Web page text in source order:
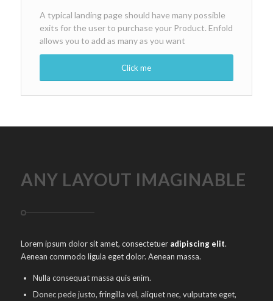
A typical landing page should have many possible
exits for the user to purchase your Product. Enfold
allows you to add as many as you want
Click me
ANY LAYOUT IMAGINABLE
Lorem ipsum dolor sit amet, consectetuer adipiscing elit.
Aenean commodo ligula eget dolor. Aenean massa.
Nulla consequat massa quis enim.
Donec pede justo, fringilla vel, aliquet nec, vulputate eget,